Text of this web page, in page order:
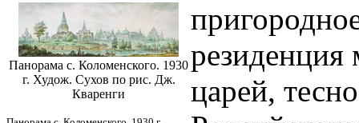
Панорама с. Коломенского. 1930
г. Худож. Сухов по рис. Дж.
Кваренги
резиденция
царей,